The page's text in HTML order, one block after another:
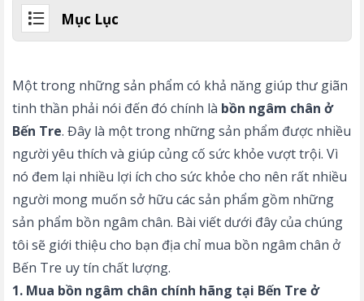
Mục Lục
Một trong những sản phẩm có khả năng giúp thư giãn
tinh thần phải nói đến đó chính là bồn ngâm chân ở
Bến Tre. Đây là một trong những sản phẩm được nhiều
người yêu thích và giúp củng cố sức khỏe vượt trội. Vì
nó đem lại nhiều lợi ích cho sức khỏe cho nên rất nhiều
người mong muốn sở hữu các sản phẩm gồm những
sản phẩm bồn ngâm chân. Bài viết dưới đây của chúng
tôi sẽ giới thiệu cho bạn địa chỉ mua bồn ngâm chân ở
Bến Tre uy tín chất lượng.
1. Mua bồn ngâm chân chính hãng tại Bến Tre ở